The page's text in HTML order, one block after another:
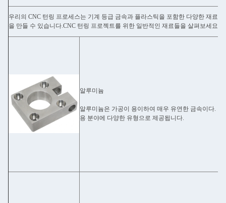
우리의 CNC 턴링 프로세스는 기계 등급 금속과 플라스틱을 포함한 다양한 재료
을 만들 수 있습니다.CNC 턴링 프로젝트를 위한 일반적인 재료들을 살펴보세요.
알루미늄
알루미늄은 가공이 용이하여 매우 유연한 금속이다.
용 분야에 다양한 유형으로 제공됩니다.